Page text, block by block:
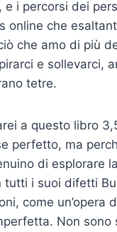
e i percorsi dei
online che
che amo di più
e sollevarci,
tetre.
a questo libro
perfetto, ma
di esplorare
tutti i suoi difetti
come un’opera
Non sono